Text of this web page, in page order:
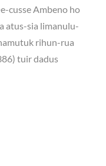
cusse Ambeno ho
atus-sia limanulu-
rihun-rua
tuir dadus